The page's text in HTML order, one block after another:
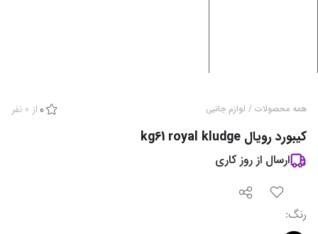
همه محصولات / لوازم جانبی 0 از 0 نفر
کیبورد رویال kg61 royal kludge
ارسال از روز کاری
رنگ: